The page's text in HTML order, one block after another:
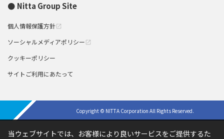
Nitta Group Site
個人情報保護方針 open_in_new
ソーシャルメディアポリシー open_in_new
クッキーポリシー
サイトご利用にあたって
Copyright © NITTA Corporation All Rights Reserved.
当ウェブサイトでは、お客様により良いサービスをご提供するた